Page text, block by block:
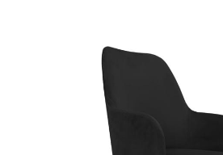
zaloguj się, aby przywrócić
z poprzedniej